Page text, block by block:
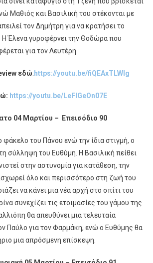
Μαθιός και Βασιλική του στέκονται με
τον Δημήτρη για να κρατήσει το
Η Έλενα γυροφέρνει την Θοδώρα που
για τον Λευτέρη.
εδώ: https://youtu.be/fiQEAxTLWlg
https://youtu.be/LeFlGeOn07E
04 Μαρτίου – Επεισόδιο 90
φάκελο του Πάνου ενώ την ίδια στιγμή, ο
σύλληψη του Ευθύμη. Η Βασιλική πείθει
στην αστυνομία για κατάθεση, την
όλο και περισσότερο στη ζωή του
να κάνει μια νέα αρχή στο σπίτι του
συνεχίζει τις ετοιμασίες του γάμου της
θα απευθύνει μια τελευταία
Παύλο για τον Φαρμάκη, ενώ ο Ευθύμης θα
μια απρόσμενη επίσκεψη.